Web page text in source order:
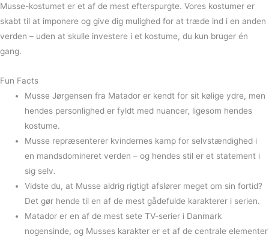
Musse-kostumet er et af de mest efterspurgte. Vores kostumer er
skabt til at imponere og give dig mulighed for at træde ind i en anden
verden – uden at skulle investere i et kostume, du kun bruger én
gang.
Fun Facts
Musse Jørgensen fra Matador er kendt for sit kølige ydre, men
hendes personlighed er fyldt med nuancer, ligesom hendes
kostume.
Musse repræsenterer kvindernes kamp for selvstændighed i
en mandsdomineret verden – og hendes stil er et statement i
sig selv.
Vidste du, at Musse aldrig rigtigt afslører meget om sin fortid?
Det gør hende til en af de mest gådefulde karakterer i serien.
Matador er en af de mest sete TV-serier i Danmark
nogensinde, og Musses karakter er et af de centrale elementer